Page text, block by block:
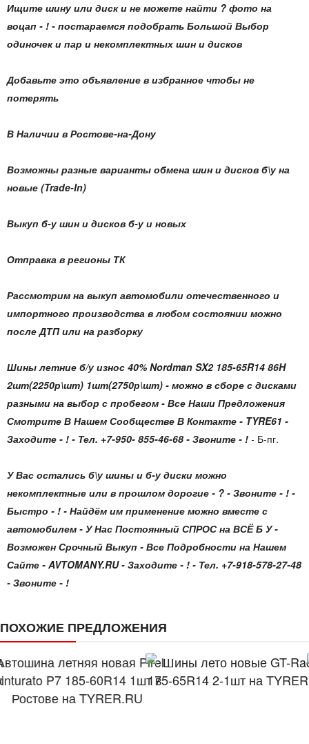
Ищите шину или диск и не можете найти ? фото на
воцап - ! - постараемся подобрать Большой Выбор
одиночек и пар и некомплектных шин и дисков
Добавьте это объявление в избранное чтобы не
потерять
В Наличии в Ростове-на-Дону
Возможны разные варианты обмена шин и дисков б\у на
новые (Trade-In)
Выкуп б-у шин и дисков б-у и новых
Отправка в регионы ТК
Рассмотрим на выкуп автомобили отечественного и
импортного производства в любом состоянии можно
после ДТП или на разборку
Шины летние б/у износ 40% Nordman SX2 185-65R14 86H
2шт(2250р\шт) 1шт(2750р\шт) - можно в сборе с дисками
разными на выбор с пробегом - Все Наши Предложения
Смотрите В Нашем Сообществе В Контакте - TYRE61 -
Заходите - ! - Тел. +7-950- 855-46-68 - Звоните - ! - Б-пг.
У Вас остались б\у шины и б-у диски можно
некомплектные или в прошлом дорогие - ? - Звоните - ! -
Быстро - ! - Найдём им применение можно вместе с
автомобилем - У Нас Постоянный СПРОС на ВСЁ Б У -
Возможен Срочный Выкуп - Все Подробности на Нашем
Сайте - AVTOMANY.RU - Заходите - ! - Тел. +7-918-578-27-48
- Звоните - !
ПОХОЖИЕ ПРЕДЛОЖЕНИЯ